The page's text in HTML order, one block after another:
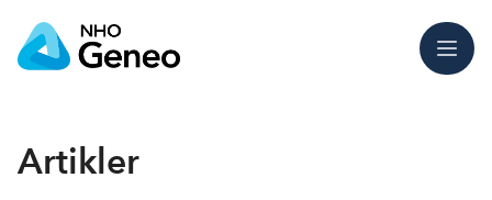
Meny
Artikler